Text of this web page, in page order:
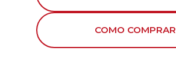
COMO COMPRAR